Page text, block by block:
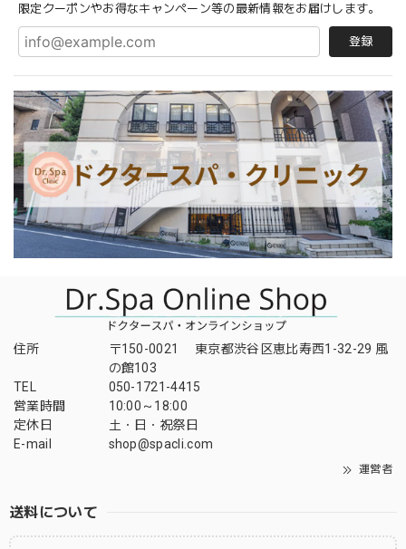
限定クーポンやお得なキャンペーン等の最新情報をお届けします。
登録
住所
〒150-0021 東京都渋谷区恵比寿西1-32-29 風
の館103
TEL
050-1721-4415
営業時間
10:00～18:00
定休日
土・日・祝祭日
E-mail
shop@spacli.com
運営者
送料について